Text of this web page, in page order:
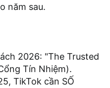
năm sau.
2026: "The Trusted
Tín Nhiệm).
TikTok cần SỐ